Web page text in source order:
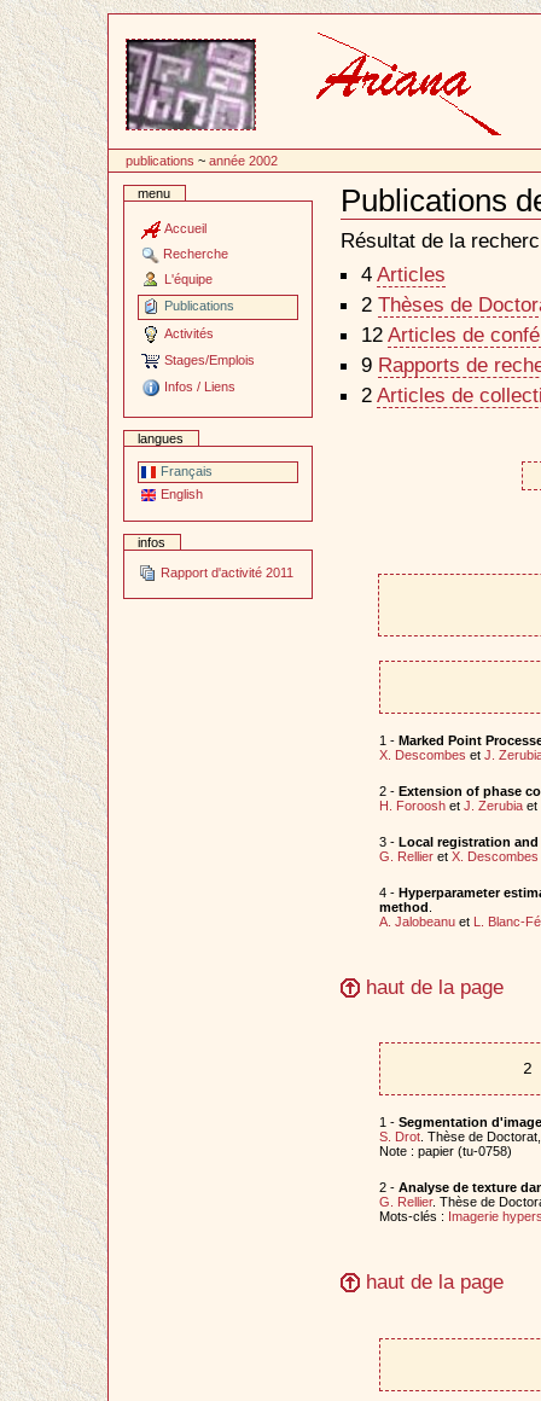
contenu
publications ~année 2002
menu
Accueil
Recherche
L'équipe
Publications
Activités
Stages/Emplois
Infos / Liens
langues
Français
English
infos
Rapport d'activité 2011
Publications
Document
Actions
Résultat de la
4 Articles
2 Thèses de
12 Articles de
9 Rapports de
2 Articles de
1 - Marked Point
X. Descombes et J.
2 - Extension of phase
H. Forooshet J. Zerubiaet
3 - Local registration and
G. Rellieret X. Descombes
4 - Hyperparameter
method
A. Jalobeanuet L. Blanc-
haut de la page
2
1 - Segmentation
S. Drot. Thèse de
Note : papier (tu-0758)
2 - Analyse de texture
G. Rellier. Thèse de
Mots-clés : Imagerie
haut de la page